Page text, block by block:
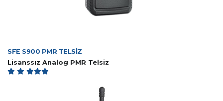
SFE S900 PMR TELSİZ
Lisanssız Analog PMR Telsiz